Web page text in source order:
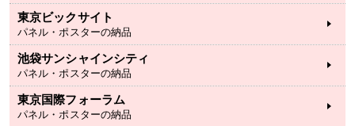
東京ビックサイト
パネル・ポスターの納品
池袋サンシャインシティ
パネル・ポスターの納品
東京国際フォーラム
パネル・ポスターの納品